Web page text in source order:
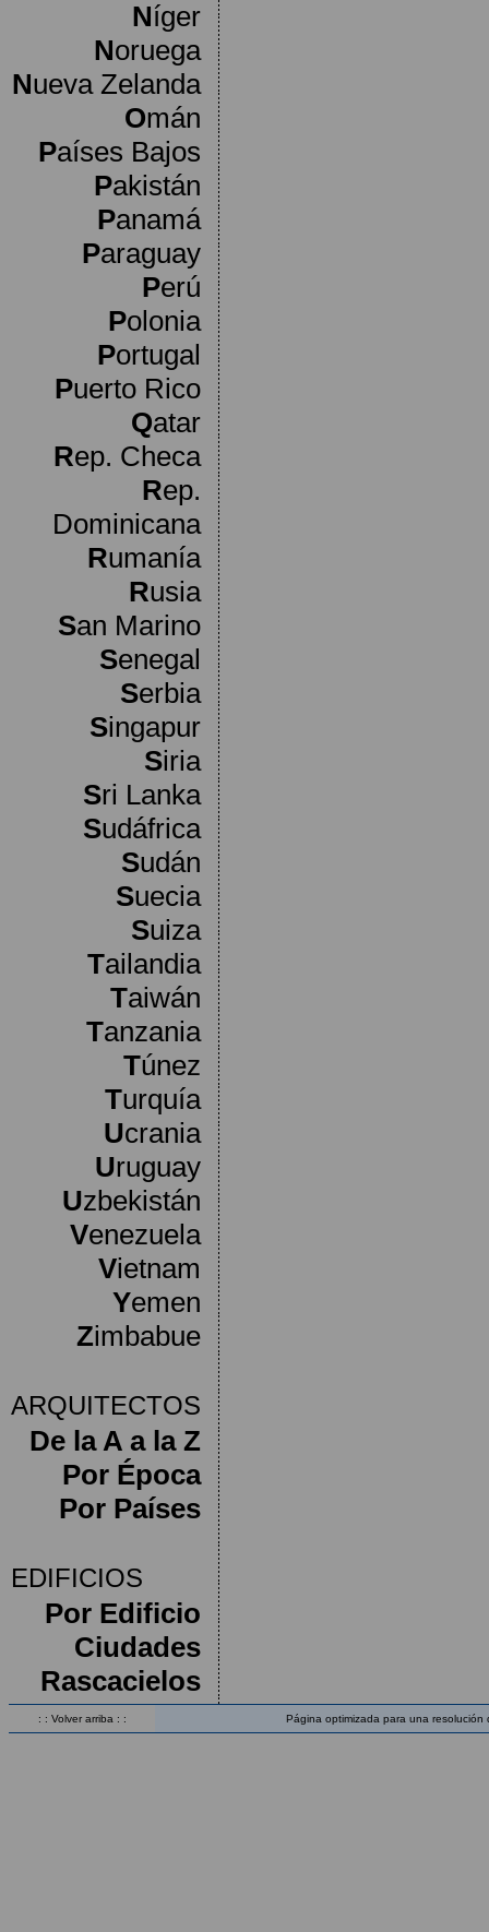
Níger
Noruega
Nueva Zelanda
Omán
Países Bajos
Pakistán
Panamá
Paraguay
Perú
Polonia
Portugal
Puerto Rico
Qatar
Rep. Checa
Rep.
Dominicana
Rumanía
Rusia
San Marino
Senegal
Serbia
Singapur
Siria
Sri Lanka
Sudáfrica
Sudán
Suecia
Suiza
Tailandia
Taiwán
Tanzania
Túnez
Turquía
Ucrania
Uruguay
Uzbekistán
Venezuela
Vietnam
Yemen
Zimbabue
ARQUITECTOS
De la A a la Z
Por Época
Por Países
EDIFICIOS
Por Edificio
Ciudades
Rascacielos
: : Volver arriba : : Página optimizada para una